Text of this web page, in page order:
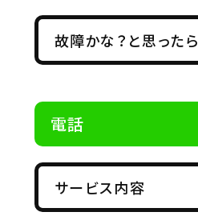
故障かな？と思ったら
電話
サービス内容